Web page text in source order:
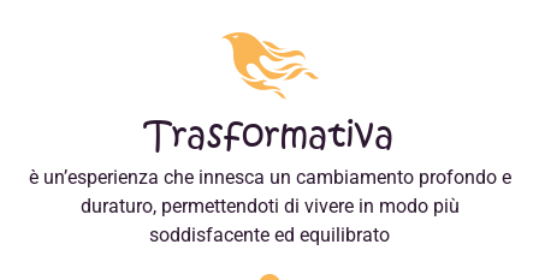
Trasformativa
è un’esperienza che innesca un cambiamento profondo e
duraturo, permettendoti di vivere in modo più
soddisfacente ed equilibrato